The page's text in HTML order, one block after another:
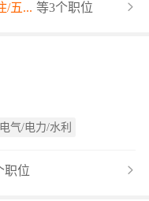
/五... 等3个职位
电气/电力/水利
职位